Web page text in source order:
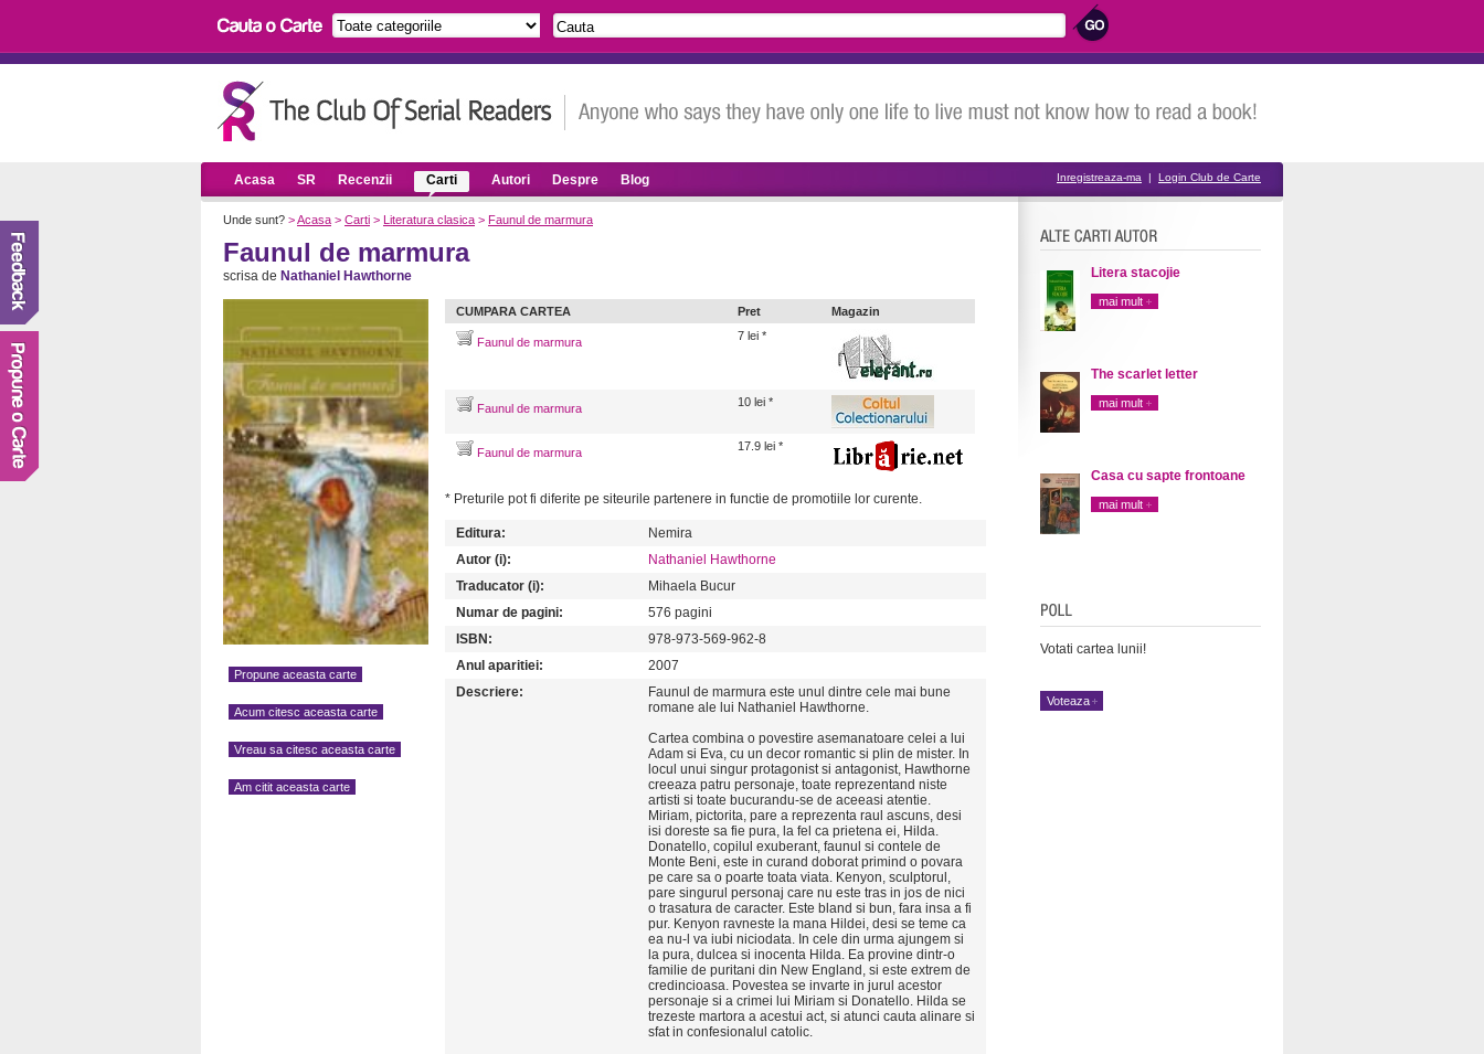
Acasa SR Recenzii Carti Autori Despre Blog Inregistreaza-ma | Login Club de Carte
Unde sunt? >Acasa > Carti > Literatura clasica > Faunul de marmura
Faunul de marmura
scrisa de Nathaniel Hawthorne
Propune aceasta carte
Acum citesc aceasta carte
Vreau sa citesc aceasta carte
Am citit aceasta carte
CUMPARA CARTEA Pret Magazin
Faunul de marmura 7 lei *
Faunul de marmura 10 lei *
Faunul de marmura 17.9 lei *
* Preturile pot fi diferite pe siteurile partenere in functie de promotiile lor curente.
Editura:
Nemira
Autor (i):
Nathaniel Hawthorne
Traducator (i):
Mihaela Bucur
Numar de pagini:
576 pagini
ISBN:
978-973-569-962-8
Anul aparitiei:
2007
Descriere:
Faunul de marmura este unul dintre cele mai bune
romane ale lui Nathaniel Hawthorne.
Cartea combina o povestire asemanatoare celei a lui
Adam si Eva, cu un decor romantic si plin de mister. In
locul unui singur protagonist si antagonist, Hawthorne
creeaza patru personaje, toate reprezentand niste
artisti si toate bucurandu-se de aceeasi atentie.
Miriam, pictorita, pare a reprezenta raul ascuns, desi
isi doreste sa fie pura, la fel ca prietena ei, Hilda.
Donatello, copilul exuberant, faunul si contele de
Monte Beni, este in curand doborat primind o povara
pe care sa o poarte toata viata. Kenyon, sculptorul,
pare singurul personaj care nu este tras in jos de nici
o trasatura de caracter. Este bland si bun, fara insa a fi
pur. Kenyon ravneste la mana Hildei, desi se teme ca
ea nu-l va iubi niciodata. In cele din urma ajungem si
la pura, dulcea si inocenta Hilda. Ea provine dintr-o
familie de puritani din New England, si este extrem de
credincioasa. Povestea se invarte in jurul acestor
personaje si a crimei lui Miriam si Donatello. Hilda se
trezeste martora a acestui act, si atunci cauta alinare si
sfat in confesionalul catolic.
Litera stacojie
mai mult
The scarlet letter
mai mult
Casa cu sapte frontoane
mai mult
Votati cartea lunii!